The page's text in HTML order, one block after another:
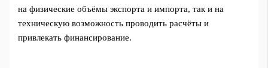
на физические объёмы экспорта и импорта, так и на
техническую возможность проводить расчёты и
привлекать финансирование.